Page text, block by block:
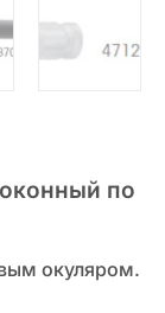
по
окуляром.